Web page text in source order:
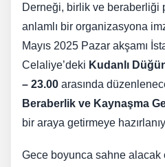
Derneği, birlik ve beraberliği
anlamlı bir organizasyona
Mayıs 2025 Pazar akşamı
Celaliye’deki Kudanlı
– 23.00 arasında
Beraberlik ve Kaynaşma
bir araya getirmeye
Gece boyunca sahne alacak